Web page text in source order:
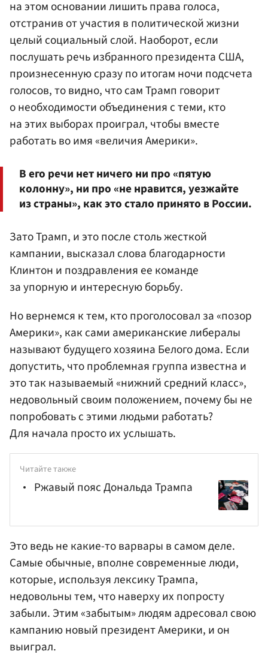
на этом основании лишить права голоса,
отстранив от участия в политической жизни
целый социальный слой. Наоборот, если
послушать речь избранного президента США,
произнесенную сразу по итогам ночи подсчета
голосов, то видно, что сам Трамп говорит
о необходимости объединения с теми, кто
на этих выборах проиграл, чтобы вместе
работать во имя «величия Америки».
В его речи нет ничего ни про «пятую
колонну», ни про «не нравится, уезжайте
из страны», как это стало принято в России.
Зато Трамп, и это после столь жесткой
кампании, высказал слова благодарности
Клинтон и поздравления ее команде
за упорную и интересную борьбу.
Но вернемся к тем, кто проголосовал за «позор
Америки», как сами американские либералы
называют будущего хозяина Белого дома. Если
допустить, что проблемная группа известна и
это так называемый «нижний средний класс»,
недовольный своим положением, почему бы не
попробовать с этими людьми работать?
Для начала просто их услышать.
Читайте также
Ржавый пояс Дональда Трампа
Это ведь не какие-то варвары в самом деле.
Самые обычные, вполне современные люди,
которые, используя лексику Трампа,
недовольны тем, что наверху их попросту
забыли. Этим «забытым» людям адресовал свою
кампанию новый президент Америки, и он
выиграл.